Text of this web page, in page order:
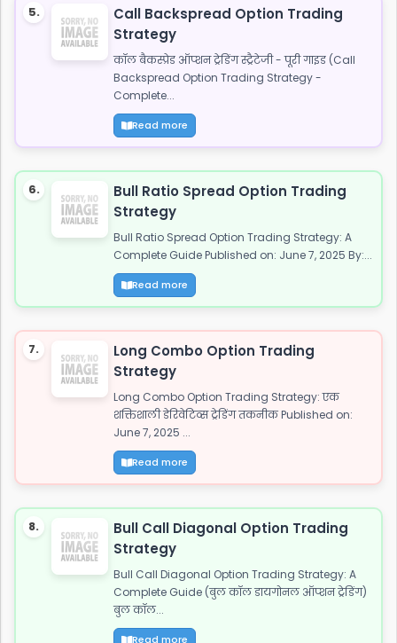
5.
Call Backspread Option Trading
Strategy
कॉल बैकस्प्रेड ऑप्शन ट्रेडिंग स्ट्रैटेजी - पूरी गाइड (Call
Backspread Option Trading Strategy -
Complete...
Read more
6.
Bull Ratio Spread Option Trading
Strategy
Bull Ratio Spread Option Trading Strategy: A
Complete Guide Published on: June 7, 2025 By:...
Read more
7.
Long Combo Option Trading
Strategy
Long Combo Option Trading Strategy: एक
शक्तिशाली डेरिवेटिव्स ट्रेडिंग तकनीक Published on:
June 7, 2025 ...
Read more
8.
Bull Call Diagonal Option Trading
Strategy
Bull Call Diagonal Option Trading Strategy: A
Complete Guide (बुल कॉल डायगोनल ऑप्शन ट्रेडिंग)
बुल कॉल...
Read more